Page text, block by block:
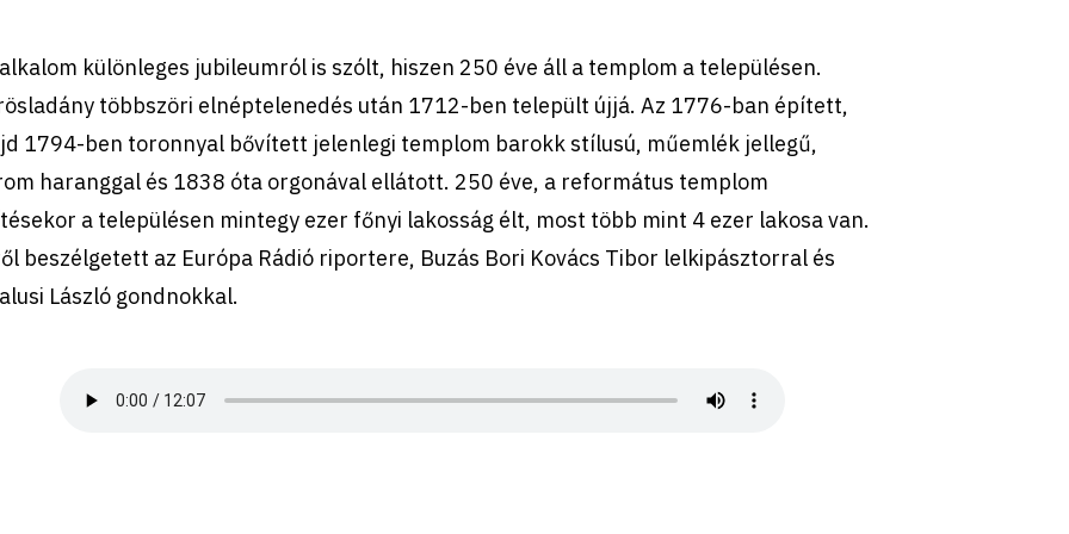
különleges jubileumról is szólt, hiszen 250 éve áll a templom a településen.
többszöri elnéptelenedés után 1712-ben települt újjá. Az 1776-ban épített,
1794-ben toronnyal bővített jelenlegi templom barokk stílusú, műemlék jellegű,
haranggal és 1838 óta orgonával ellátott. 250 éve, a református templom
a településen mintegy ezer főnyi lakosság élt, most több mint 4 ezer lakosa van.
beszélgetett az Európa Rádió riportere, Buzás Bori Kovács Tibor lelkipásztorral és
László gondnokkal.